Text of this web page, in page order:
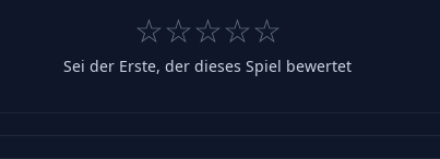
☆☆☆☆☆
Sei der Erste, der dieses Spiel bewertet